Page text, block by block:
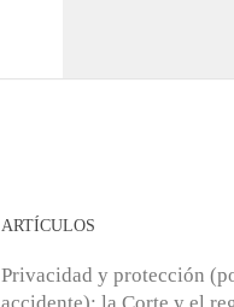
ARTÍCULOS
Privacidad y protección